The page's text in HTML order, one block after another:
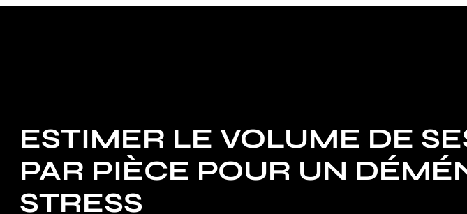
ESTIMER LE VOLUME DE
PAR PIÈCE POUR UN
STRESS